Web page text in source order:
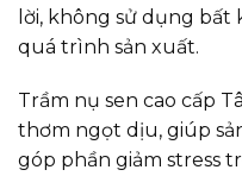
lời, không sử dụng
quá trình sản xuất.
Trầm nụ sen cao cấp
thơm ngọt dịu, giúp
góp phần giảm stress